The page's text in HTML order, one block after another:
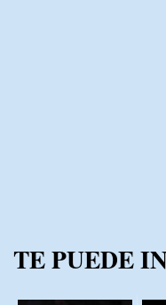
TE PUEDE